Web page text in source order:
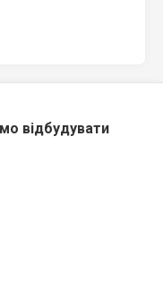
відбудувати